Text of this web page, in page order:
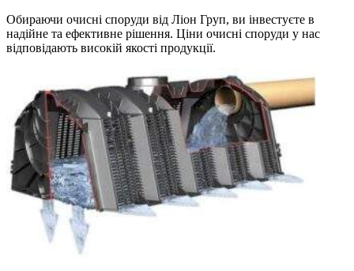
Обираючи очисні споруди від Ліон Груп, ви інвестуєте в
надійне та ефективне рішення. Ціни очисні споруди у нас
відповідають високій якості продукції.